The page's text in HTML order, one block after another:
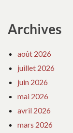
Archives
août 2026
juillet 2026
juin 2026
mai 2026
avril 2026
mars 2026